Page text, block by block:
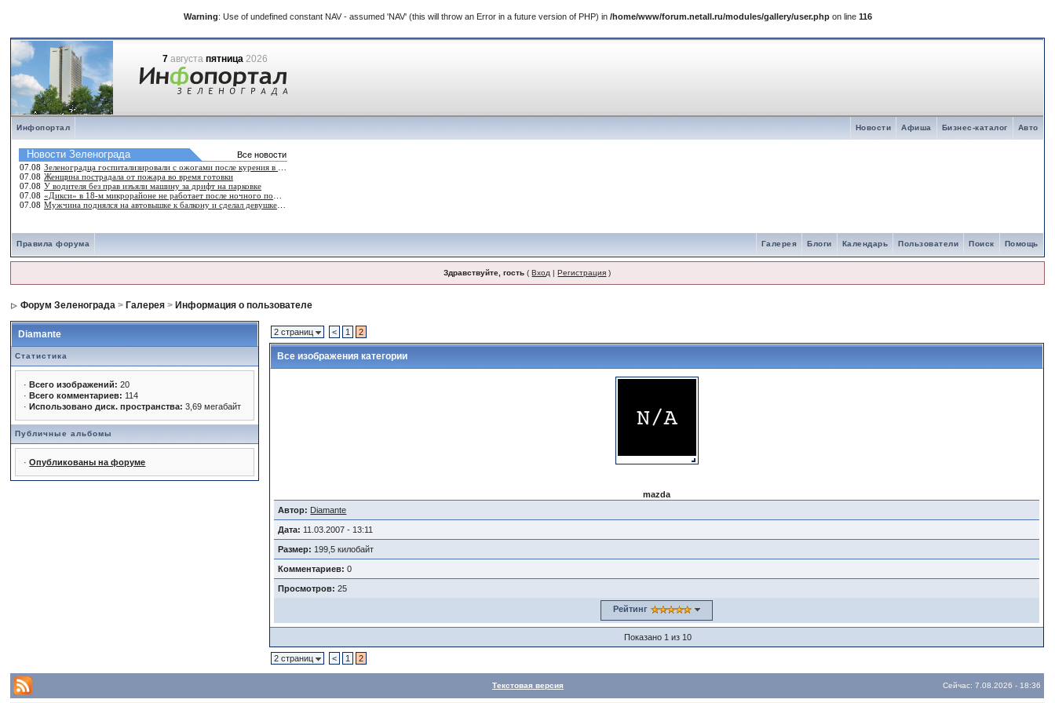
Warning: Use of undefined constant NAV - assumed 'NAV' (this will throw an Error in a future version of PHP) in /home/www/forum.netall.ru/modules/gallery/user.phpon line 116
7 августапятница 2026
Инфопортал Авто
Бизнес-каталог
Афиша
Новости
Правила форума Помощь
Поиск
Пользователи
Календарь
Блоги
Галерея
Здравствуйте, гость (Вход |Регистрация )
Форум Зеленограда > Галерея > Информация о пользователе
Diamante
Статистика
·Всего изображений:20
·Всего комментариев: 114
·Использовано диск. пространства:3,69 мегабайт
Публичные альбомы
·Опубликованы на форуме
2 страниц < 1 2
Все изображения категории
mazda
Автор: Diamante
Дата: 11.03.2007 - 13:11
Размер: 199,5 килобайт
Комментариев: 0
Просмотров:25
Рейтинг
Показано 1 из 10
2 страниц < 1 2
Текстовая версия Сейчас: 7.08.2026 - 18:36